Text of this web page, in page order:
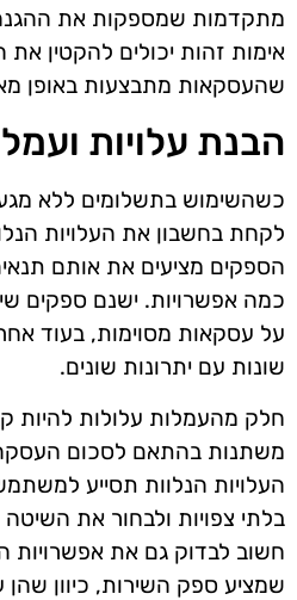
מתקדמות שמספקות את
אימות זהות יכולים להקטין את
שהעסקאות מתבצעות באופן
הבנת עלויות
כשהשימוש בתשלומים ללא
לקחת בחשבון את העלויות
הספקים מציעים את אותם
כמה אפשרויות. ישנם ספקים
על עסקאות מסוימות, בעוד
שונות עם יתרונות שונים.
חלק מהעמלות עלולות להיות
משתנות בהתאם לסכום
העלויות הנלוות תסייע
בלתי צפויות ולבחור את
שמציע ספק השירות, כיוון שהן